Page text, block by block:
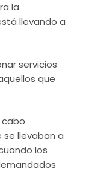
la
llevando a
servicios
que
cabo
se llevaban a
los